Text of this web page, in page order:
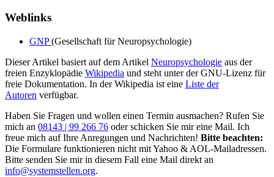
Weblinks
GNP(Gesellschaft für Neuropsychologie)
Dieser Artikel basiert auf dem Artikel Neuropsychologie aus der
freien Enzyklopädie Wikipedia und steht unter der GNU-Lizenz für
freie Dokumentation. In der Wikipedia ist eine Liste der
Autoren verfügbar.
Haben Sie Fragen und wollen einen Termin ausmachen? Rufen Sie
mich an 08143 | 99 266 76 oder schicken Sie mir eine Mail. Ich
freue mich auf Ihre Anregungen und Nachrichten! Bitte beachten:
Die Formulare funktionieren nicht mit Yahoo & AOL-Mailadressen.
Bitte senden Sie mir in diesem Fall eine Mail direkt an
info@systemstellen.org.